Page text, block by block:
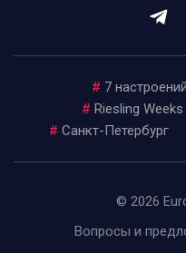
# 7
# Riesling
# Санкт-Петербург
© 2026
Вопросы и